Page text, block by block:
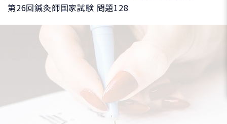
第26回鍼灸師国家試験 問題128